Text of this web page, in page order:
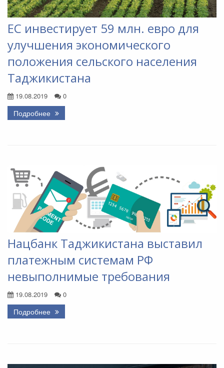
ЕС инвестирует 59 млн. евро для
улучшения экономического
положения сельского населения
Таджикистана
19.08.2019 0
Подробнее
Нацбанк Таджикистана выставил
платежным системам РФ
невыполнимые требования
19.08.2019 0
Подробнее